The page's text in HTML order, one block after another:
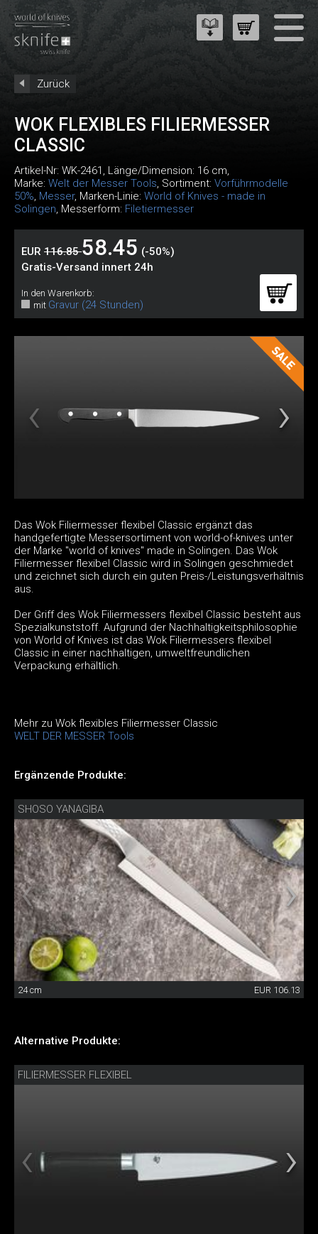
Zurück
WOK FLEXIBLES FILIERMESSER
CLASSIC
Artikel-Nr: WK-2461 , Länge/Dimension: 16 cm,
Marke: Welt der Messer Tools, Sortiment: Vorführmodelle
50%, Messer, Marken-Linie: World of Knives - made in
Solingen, Messerform: Filetiermesser
EUR 116.8558.45 (-50%)
Gratis-Versand innert 24h
In den Warenkorb:
mit Gravur (24 Stunden)
Das Wok Filiermesser flexibel Classic ergänzt das
handgefertigte Messersortiment von world-of-knives unter
der Marke "world of knives" made in Solingen. Das Wok
Filiermesser flexibel Classic wird in Solingen geschmiedet
und zeichnet sich durch ein guten Preis-/Leistungsverhältnis
aus.
Der Griff des Wok Filiermessers flexibel Classic besteht aus
Spezialkunststoff. Aufgrund der Nachhaltigkeitsphilosophie
von World of Knives ist das Wok Filiermessers flexibel
Classic in einer nachhaltigen, umweltfreundlichen
Verpackung erhältlich.
Mehr zu Wok flexibles Filiermesser Classic
WELT DER MESSER Tools
Ergänzende Produkte:
SHOSO YANAGIBA
24 cm EUR 106.13
Alternative Produkte:
FILIERMESSER FLEXIBEL